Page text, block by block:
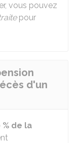
vous pouvez
pour
d'un
% de la